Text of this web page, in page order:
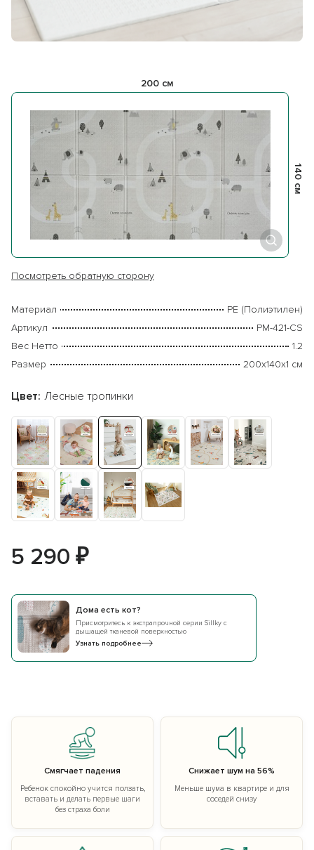
200 см
140 см
Посмотреть обратную сторону
Материал
PE (Полиэтилен)
Артикул
PM-421-CS
Вес Нетто
1.2
Размер
200х140х1 см
Цвет: Лесные тропинки
5 290 ₽
Дома есть кот?
Присмотритесь к экстрапрочной серии Sillky c
дышащей тканевой поверхностью
Узнать подробнее
Смягчает падения
Ребенок спокойно учится ползать,
вставать и делать первые шаги
без страха боли
Снижает шум на 56%
Меньше шума в квартире и для
соседей снизу